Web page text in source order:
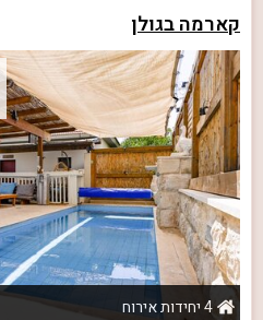
קארמה בגולן
4 יחידות אירוח